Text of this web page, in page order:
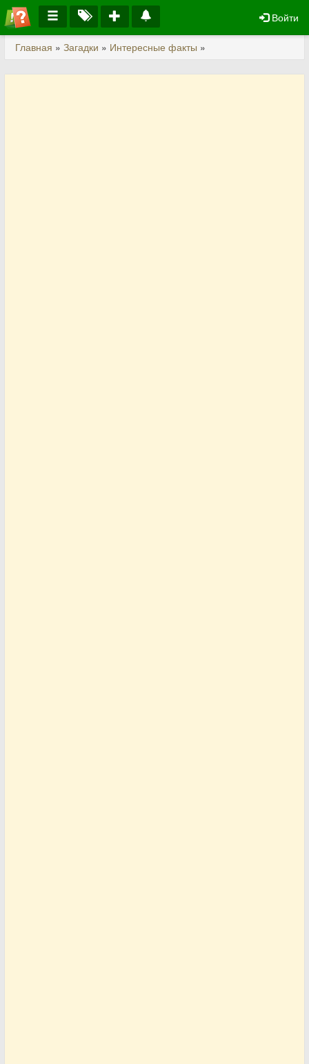
Войти
Главная » Загадки » Интересные факты »